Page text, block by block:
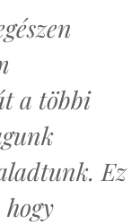
a többi
Ez